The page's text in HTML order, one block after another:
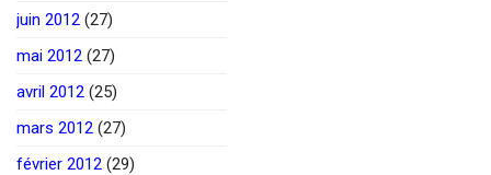
juin 2012 (27)
mai 2012 (27)
avril 2012 (25)
mars 2012 (27)
février 2012 (29)